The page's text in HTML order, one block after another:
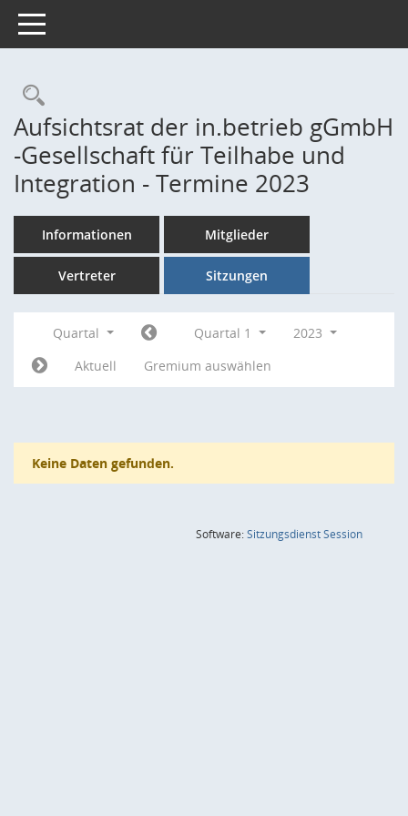
Toggle navigation
Rechercheauswahl
Aufsichtsrat der in.betrieb gGmbH
-Gesellschaft für Teilhabe und
Integration - Termine 2023
Informationen Mitglieder
Vertreter Sitzungen
Quartal Quartal 1
2023
Aktuell
Gremium auswählen
Keine Daten gefunden.
Software:SitzungsdienstSession(Wird in